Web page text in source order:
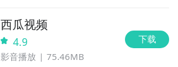
西瓜视频
4.9
影音播放 75.46MB
下载